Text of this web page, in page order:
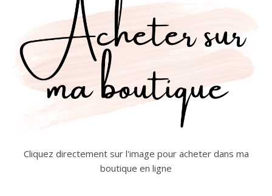
Cliquez directement sur l'image pour acheter dans ma
boutique en ligne